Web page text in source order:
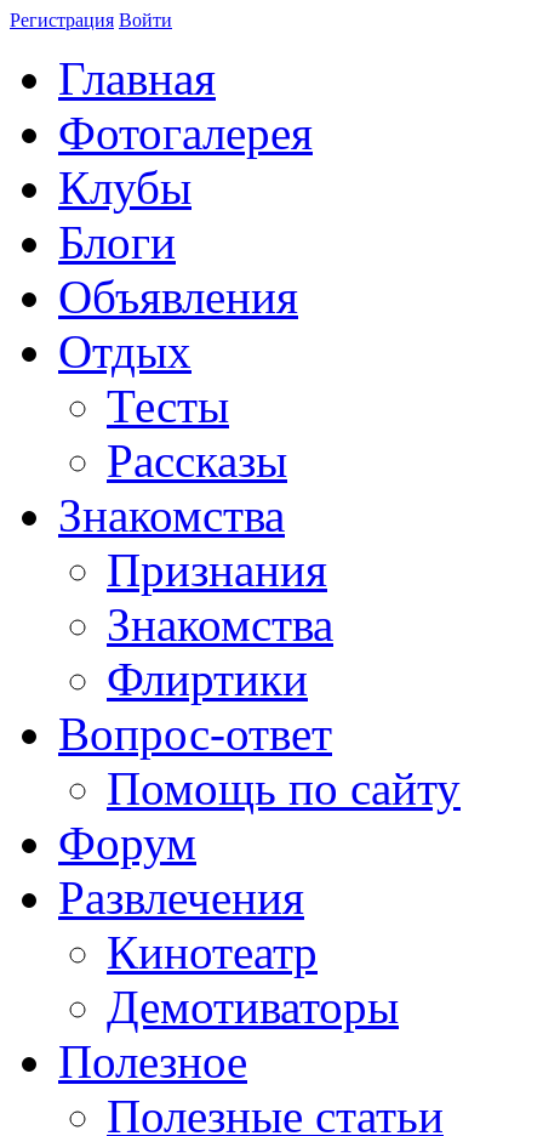
Регистрация Войти
Главная
Фотогалерея
Клубы
Блоги
Объявления
Отдых
Тесты
Рассказы
Знакомства
Признания
Знакомства
Флиртики
Вопрос-ответ
Помощь по сайту
Форум
Развлечения
Кинотеатр
Демотиваторы
Полезное
Полезные статьи